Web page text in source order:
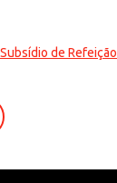
Subsídio de Refeição